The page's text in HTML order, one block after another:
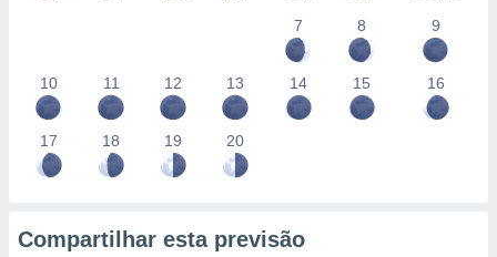
7
8 9
10 11 12 13 14 15 16
17 18 19 20
Compartilhar esta previsão